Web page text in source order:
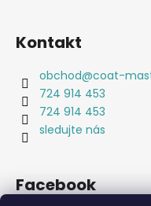
Kontakt
obchod@coat-
724 914 453
724 914 453
sledujte nás
Facebook